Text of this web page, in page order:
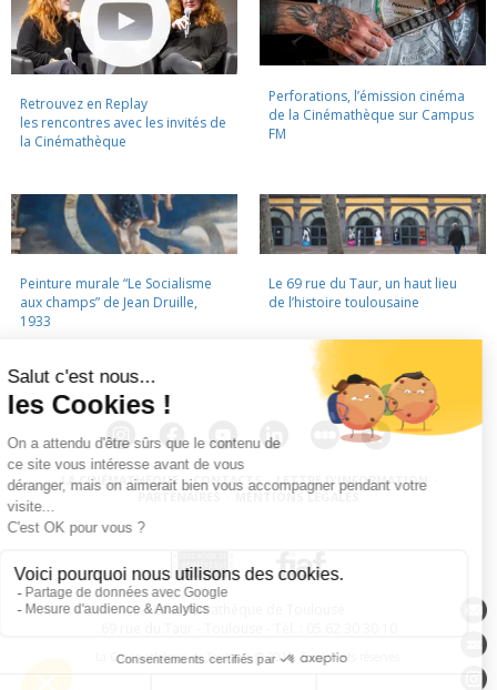
Retrouvez en Replay
les rencontres avec les invités de
la Cinémathèque
Perforations, l’émission cinéma
de la Cinémathèque sur Campus
FM
Peinture murale “Le Socialisme
aux champs” de Jean Druille,
1933
Le 69 rue du Taur, un haut lieu
de l’histoire toulousaine
LA CINÉMATHÈQUE · CONTACTS · LETTRE D'INFORMATION
PARTENAIRES · MENTIONS LÉGALES
La Cinémathèque de Toulouse
La Cinémathèque de Toulouse © 2015. Tous droits réservés.